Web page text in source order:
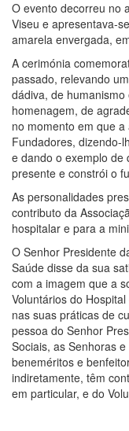
O evento decorreu no
Viseu e apresentava-
amarela envergada,
A cerimónia
passado, relevando
dádiva, de
homenagem, de
no momento em que
Fundadores, dizendo-
e dando o exemplo de
presente e constrói o
As personalidades
contributo da
hospitalar e para a
O Senhor Presidente
Saúde disse da sua
com a imagem que a
Voluntários do
nas suas práticas de
pessoa do Senhor
Sociais, as Senhoras
beneméritos e
indiretamente, têm
em particular, e do